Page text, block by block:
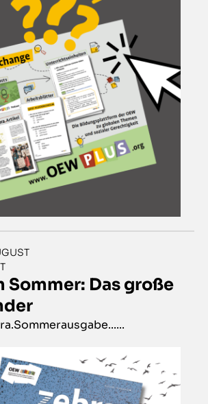
Sommer: Das große